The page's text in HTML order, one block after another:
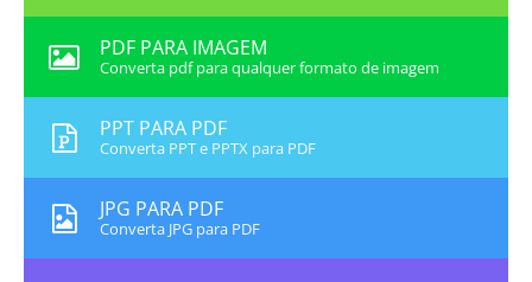
PDF PARA IMAGEM
Converta pdf para qualquer formato de imagem
PPT PARA PDF
Converta PPT e PPTX para PDF
JPG PARA PDF
Converta JPG para PDF